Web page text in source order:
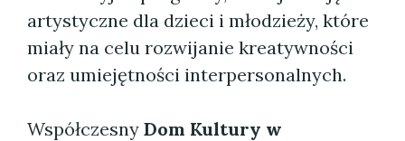
artystyczne dla dzieci i młodzieży, które
miały na celu rozwijanie kreatywności
oraz umiejętności interpersonalnych.
Współczesny Dom Kultury w